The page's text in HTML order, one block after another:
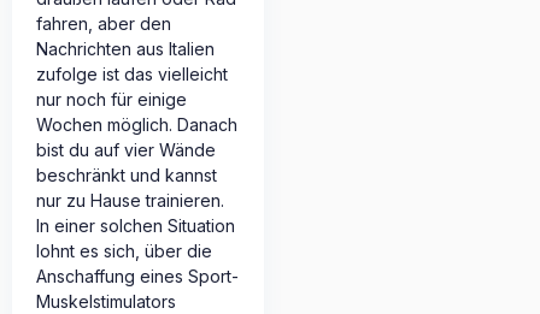
fahren, aber den
Nachrichten aus Italien
zufolge ist das vielleicht
nur noch für einige
Wochen möglich. Danach
bist du auf vier Wände
beschränkt und kannst
nur zu Hause trainieren.
In einer solchen Situation
lohnt es sich, über die
Anschaffung eines Sport-
Muskelstimulators